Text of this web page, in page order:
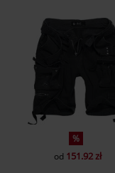
%
od 151.92 zł